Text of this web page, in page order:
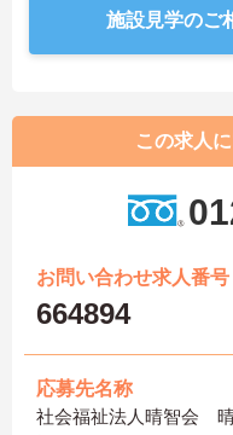
施設見学のご
この求人
お問い合わせ求人番号
664894
応募先名称
社会福祉法人晴智会